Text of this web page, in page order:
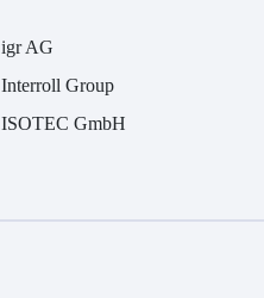
igr AG
Interroll Group
ISOTEC GmbH